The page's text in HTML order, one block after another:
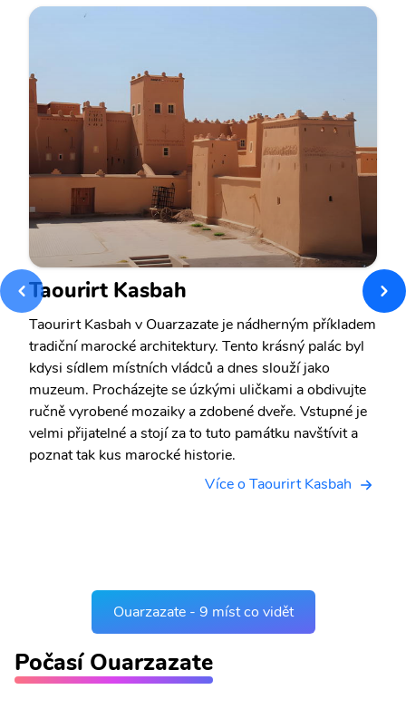
Taourirt Kasbah
Taourirt Kasbah v Ouarzazate je nádherným příkladem
tradiční marocké architektury. Tento krásný palác byl
kdysi sídlem místních vládců a dnes slouží jako
muzeum. Procházejte se úzkými uličkami a obdivujte
ručně vyrobené mozaiky a zdobené dveře. Vstupné je
velmi přijatelné a stojí za to tuto památku navštívit a
poznat tak kus marocké historie.
Více o Taourirt Kasbah
Ouarzazate - 9 míst co vidět
Počasí Ouarzazate